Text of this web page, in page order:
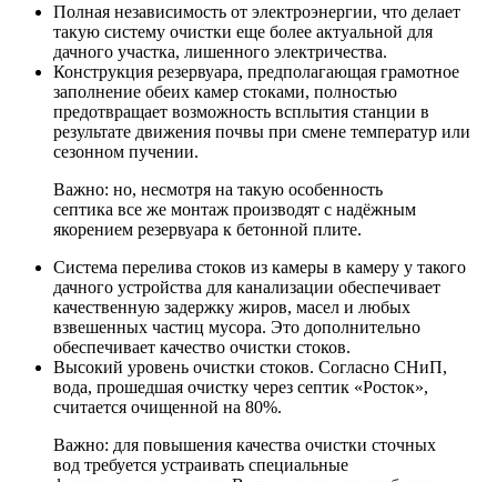
Полная независимость от электроэнергии, что делает
такую систему очистки еще более актуальной для
дачного участка, лишенного электричества.
Конструкция резервуара, предполагающая грамотное
заполнение обеих камер стоками, полностью
предотвращает возможность всплытия станции в
результате движения почвы при смене температур или
сезонном пучении.
Важно: но, несмотря на такую особенность
септика все же монтаж производят с надёжным
якорением резервуара к бетонной плите.
Система перелива стоков из камеры в камеру у такого
дачного устройства для канализации обеспечивает
качественную задержку жиров, масел и любых
взвешенных частиц мусора. Это дополнительно
обеспечивает качество очистки стоков.
Высокий уровень очистки стоков. Согласно СНиП,
вода, прошедшая очистку через септик «Росток»,
считается очищенной на 80%.
Важно: для повышения качества очистки сточных
вод требуется устраивать специальные